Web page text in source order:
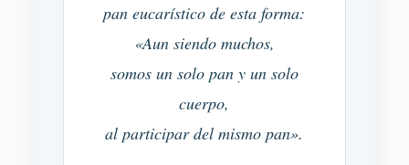
pan eucarístico de esta forma:
«Aun siendo muchos,
somos un solo pan y un solo
cuerpo,
al participar del mismo pan».